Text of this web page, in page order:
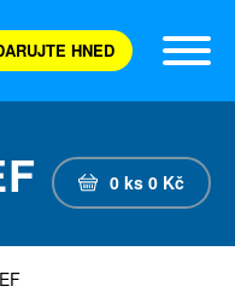
HNED
0 ks 0 Kč